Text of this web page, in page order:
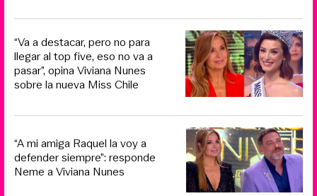
“Va a destacar, pero no para
llegar al top five, eso no va a
pasar”, opina Viviana Nunes
sobre la nueva Miss Chile
“A mi amiga Raquel la voy a
defender siempre”: responde
Neme a Viviana Nunes